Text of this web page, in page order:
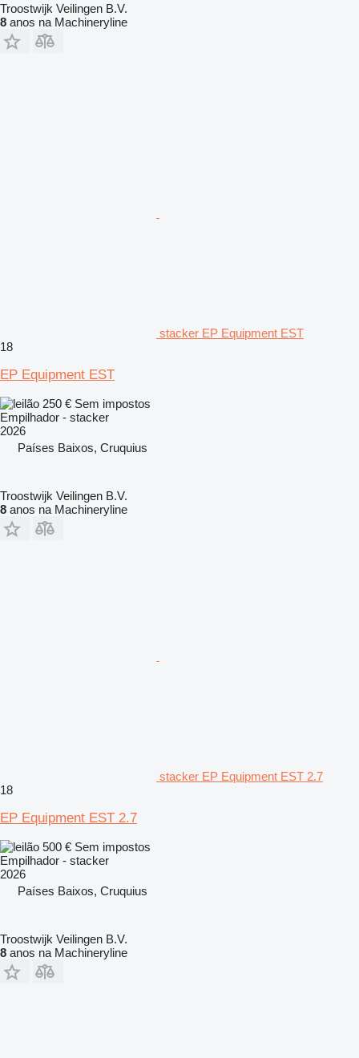
Troostwijk Veilingen B.V.
8 anos na Machineryline
stacker EP Equipment EST
18
EP Equipment EST
250 € Sem impostos
Empilhador - stacker
2026
Países Baixos, Cruquius
Troostwijk Veilingen B.V.
8 anos na Machineryline
stacker EP Equipment EST 2.7
18
EP Equipment EST 2.7
500 € Sem impostos
Empilhador - stacker
2026
Países Baixos, Cruquius
Troostwijk Veilingen B.V.
8 anos na Machineryline